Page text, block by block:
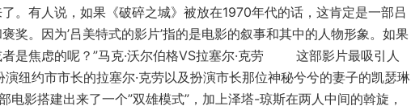
。有人说，如果《破碎之城》被放在1970年代的话，这肯定是一部吕
奖。因为’吕美特式的影片’指的是电影的叙事和其中的人物形象。如果
是焦虑的呢？”马克·沃尔伯格VS拉塞尔·克劳 这部影片最吸引人
纽约市市长的拉塞尔·克劳以及扮演市长那位神秘兮兮的妻子的凯瑟琳
电影搭建出来了一个”双雄模式”，加上泽塔-琼斯在两人中间的斡旋，